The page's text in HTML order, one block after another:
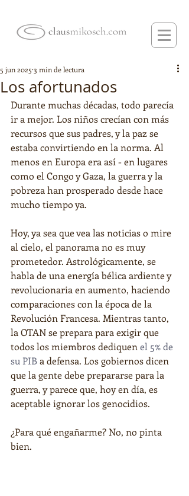
Los afortunados
5 jun 2025 3 min de lectura
Durante muchas décadas, todo parecía
ir a mejor. Los niños crecían con más
recursos que sus padres, y la paz se
estaba convirtiendo en la norma. Al
menos en Europa era así - en lugares
como el Congo y Gaza, la guerra y la
pobreza han prosperado desde hace
mucho tiempo ya.
Hoy, ya sea que vea las noticias o mire
al cielo, el panorama no es muy
prometedor. Astrológicamente, se
habla de una energía bélica ardiente y
revolucionaria en aumento, haciendo
comparaciones con la época de la
Revolución Francesa. Mientras tanto,
la OTAN se prepara para exigir que
todos los miembros dediquen el 5% de
su PIB a defensa. Los gobiernos dicen
que la gente debe prepararse para la
guerra, y parece que, hoy en día, es
aceptable ignorar los genocidios.
¿Para qué engañarme? No, no pinta
bien.